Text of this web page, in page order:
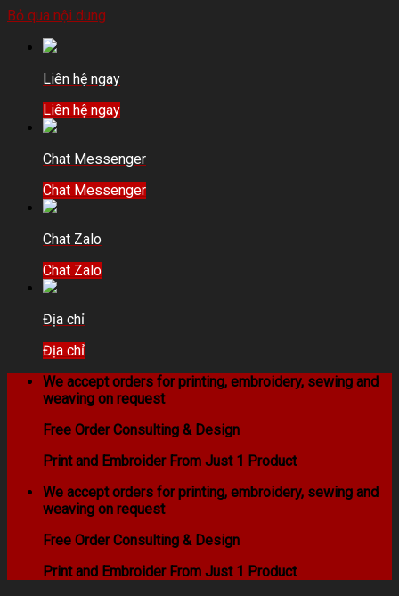
Bỏ qua nội dung
Liên hệ ngay
Liên hệ ngay
Chat Messenger
Chat Messenger
Chat Zalo
Chat Zalo
Địa chỉ
Địa chỉ
We accept orders for printing, embroidery, sewing and
weaving on request
Free Order Consulting & Design
Print and Embroider From Just 1 Product
We accept orders for printing, embroidery, sewing and
weaving on request
Free Order Consulting & Design
Print and Embroider From Just 1 Product